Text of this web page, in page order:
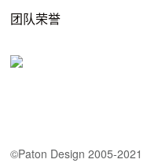
团队荣誉
©Paton Design 2005-2021